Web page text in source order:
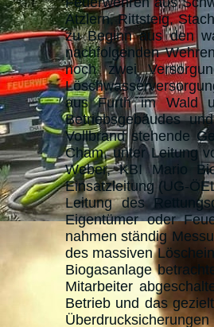
Atzlern, Rittsteig,
zu Beginn aus den
nachfolgenden
noch zwei
aus Furth im Wald
Betriebsgebäudes
Vollbrand stehende
Cham, unter Leitung
Weber, KBI Mario
Einsatzleitung (UG-
Leitung des
Eigentümer oder
nahmen ständig
des massiven
Biogasanlage
Mitarbeiter
Betrieb und das